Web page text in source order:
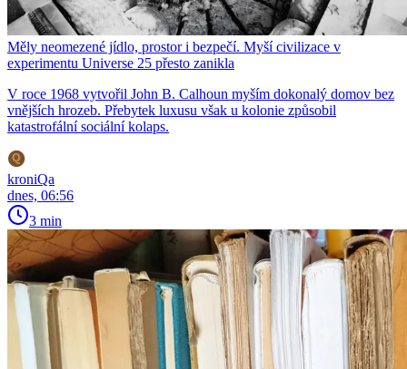
Měly neomezené jídlo, prostor i bezpečí. Myší civilizace v
experimentu Universe 25 přesto zanikla
V roce 1968 vytvořil John B. Calhoun myším dokonalý domov bez
vnějších hrozeb. Přebytek luxusu však u kolonie způsobil
katastrofální sociální kolaps.
kroniQa
dnes, 06:56
3 min